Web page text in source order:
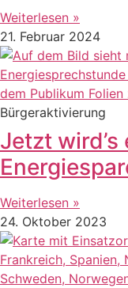
Weiterlesen »
21. Februar 2024
Bürgeraktivierung
Jetzt
Weiterlesen »
24. Oktober 2023